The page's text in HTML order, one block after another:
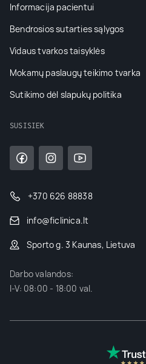
Informacija pacientui
Bendrosios sutarties sąlygos
Vidaus tvarkos taisyklės
Mokamų paslaugų teikimo tvarka
Sutikimo dėl slapukų politika
SUSISIEK
+370 626 88838
info@ficlinica.lt
Sporto g. 3 Kaunas, Lietuva
Darbo valandos:
I-V: 08:00 - 18:00 val.